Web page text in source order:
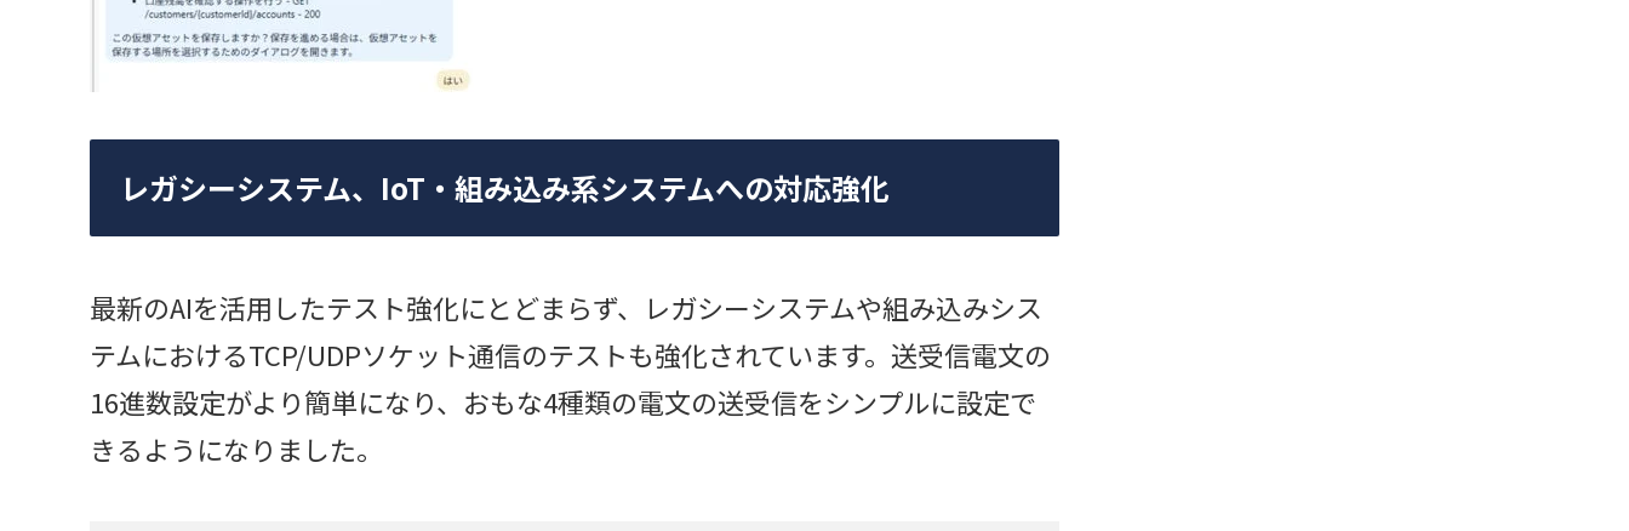
レガシーシステム、IoT・組み込み系システムへの対応強化
最新のAIを活用したテスト強化にとどまらず、レガシーシステムや組み込みシス
テムにおけるTCP/UDPソケット通信のテストも強化されています。送受信電文の
16進数設定がより簡単になり、おもな4種類の電文の送受信をシンプルに設定で
きるようになりました。